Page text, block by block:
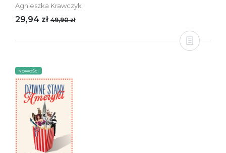
Agnieszka Krawczyk
29,94 zł 49,90 zł
NOWOŚCI